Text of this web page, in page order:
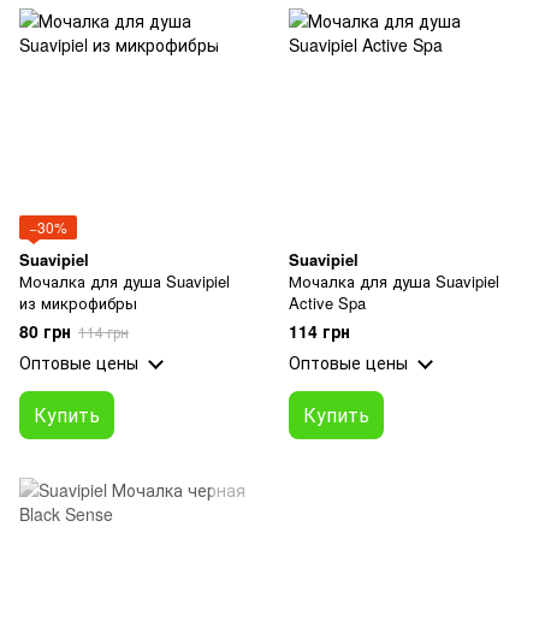
−30%
Suavipiel
Мочалка для душа Suavipiel
из микрофибры
80 грн 114 грн
Оптовые цены
Купить
Suavipiel
Мочалка для душа Suavipiel
Active Spa
114 грн
Оптовые цены
Купить